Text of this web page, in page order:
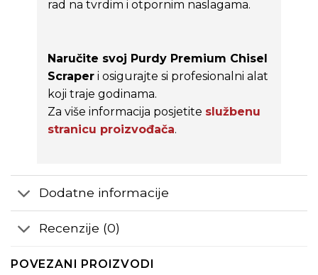
rad na tvrdim i otpornim naslagama.
Naručite svoj Purdy Premium Chisel
Scraperi osigurajte si profesionalni alat
koji traje godinama.
Za više informacija posjetite službenu
stranicu proizvođača.
Dodatne informacije
Recenzije (0)
POVEZANI PROIZVODI